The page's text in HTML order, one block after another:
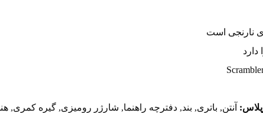
نارنجی است
آنتن, باتری, بند, دفترچه راهنما, شارژر رومیزی, گیره کمری,